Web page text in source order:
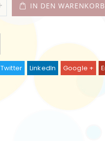
IN DEN WARENKORB
Twitter LinkedIn Google +